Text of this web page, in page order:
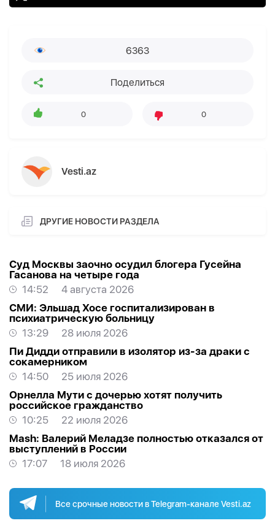
6363
Поделиться
0 0
Vesti.az
ДРУГИЕ НОВОСТИ РАЗДЕЛА
Суд Москвы заочно осудил блогера Гусейна
Гасанова на четыре года
14:52
4 августа 2026
СМИ: Эльшад Хосе госпитализирован в
психиатрическую больницу
13:29
28 июля 2026
Пи Дидди отправили в изолятор из-за драки с
сокамерником
14:50
25 июля 2026
Орнелла Мути с дочерью хотят получить
российское гражданство
10:25
22 июля 2026
Mash: Валерий Меладзе полностью отказался от
выступлений в России
17:07
18 июля 2026
Все срочные новости в Telegram-канале Vesti.az